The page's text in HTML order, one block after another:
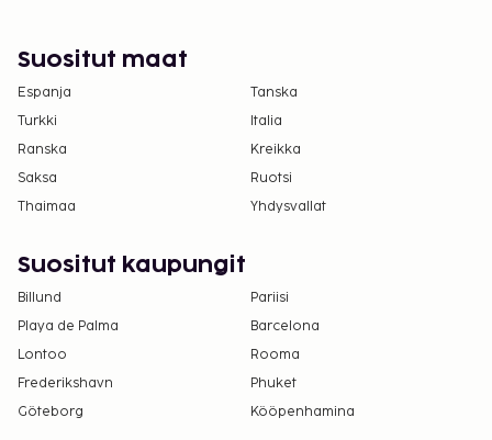
Suositut maat
Espanja
Tanska
Turkki
Italia
Ranska
Kreikka
Saksa
Ruotsi
Thaimaa
Yhdysvallat
Suositut kaupungit
Billund
Pariisi
Playa de Palma
Barcelona
Lontoo
Rooma
Frederikshavn
Phuket
Göteborg
Kööpenhamina